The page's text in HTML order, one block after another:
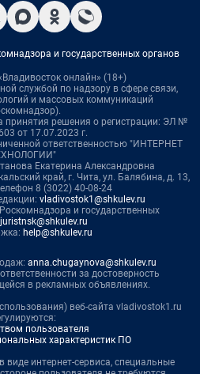
и государственных органов
онлайн» (18+)
службой по надзору в сфере связи,
и массовых коммуникаций
принятия решения о регистрации: ЭЛ №
от 17.07.2023 г.
ответственностью "ИНТЕРНЕТ
Екатерина Александровна
край, г. Чита, ул. Балябина, д. 13,
8 (3022) 40-08-24
vladivostok1@shkulev.ru
и государственных
juristnsk@shkulev.ru
help@shkulev.ru
anna.chugaynova@shkulev.ru
за достоверность
в рекламных объявлениях.
веб-сайта vladivostok1.ru
пользователя
характеристик ПО
виде интернет-сервиса, специальные